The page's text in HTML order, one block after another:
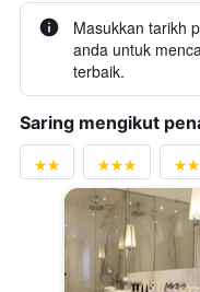
Masukkan tarikh
anda untuk
terbaik.
Saring mengikut